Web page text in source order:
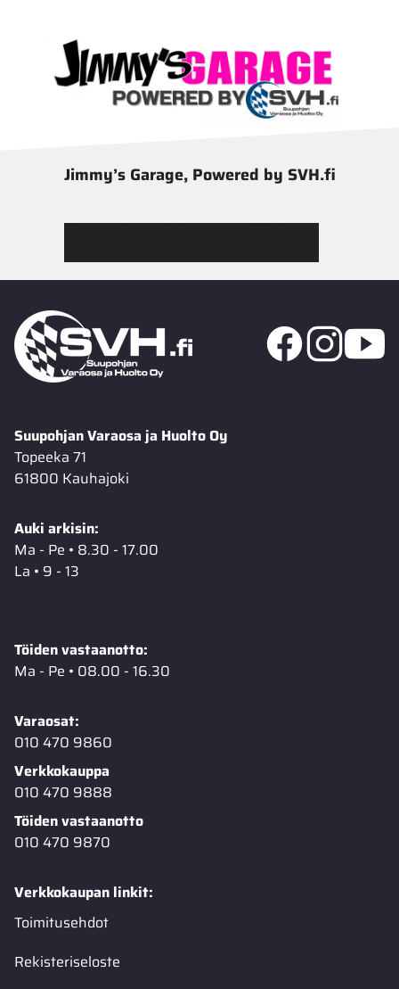
Jimmy’s Garage, Powered by SVH.fi
Suupohjan Varaosa ja Huolto Oy
Topeeka 71
61800 Kauhajoki
Auki arkisin:
Ma - Pe • 8.30 - 17.00
La • 9 - 13
Töiden vastaanotto:
Ma - Pe • 08.00 - 16.30
Varaosat:
010 470 9860
Verkkokauppa
010 470 9888
Töiden vastaanotto
010 470 9870
Verkkokaupan linkit:
Toimitusehdot
Rekisteriseloste